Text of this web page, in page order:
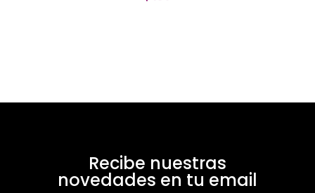
Recibe nuestras
novedades en tu email